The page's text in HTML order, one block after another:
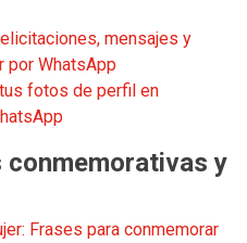
mensajes y
por WhatsApp
fotos de perfil en
conmemorativas y
Frases para conmemorar